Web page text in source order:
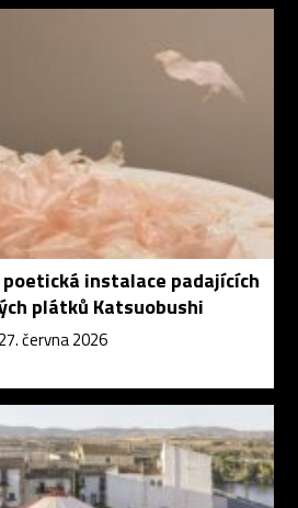
instalace padajících
plátků Katsuobushi
27. června 2026